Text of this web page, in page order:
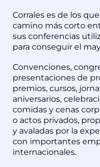
Corrales es de los
camino más corto
sus conferencias
para conseguir el
Convenciones,
presentaciones de
premios, cursos,
aniversarios,
comidas y cenas
o actos privados,
y avaladas por la
con importantes
internacionales.